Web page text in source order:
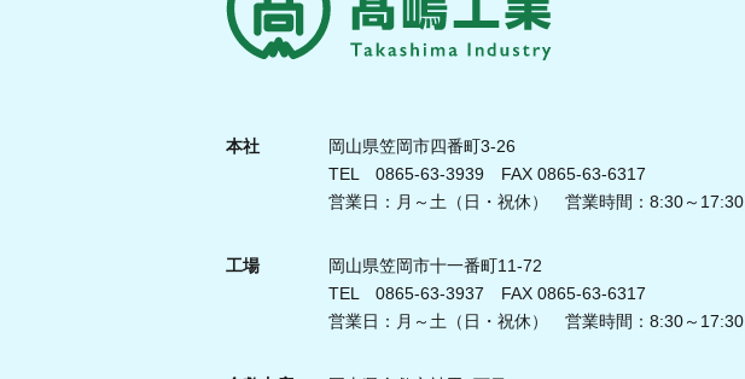
本社
岡山県笠岡市四番町3-26
TEL 0865-63-3939 FAX 0865-63-6317
営業日：月～土（日・祝休） 営業時間：8:30～17:30
工場
岡山県笠岡市十一番町11-72
TEL 0865-63-3937 FAX 0865-63-6317
営業日：月～土（日・祝休） 営業時間：8:30～17:30